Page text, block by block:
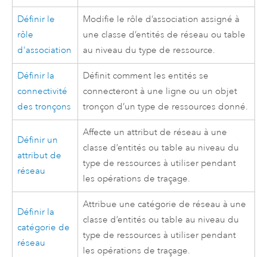
Définir le
rôle
d'association
Modifie le rôle d’association assigné à
une classe d’entités de réseau ou table
au niveau du type de ressource.
Définir la
connectivité
des tronçons
Définit comment les entités se
connecteront à une ligne ou un objet
tronçon d’un type de ressources donné.
Définir un
attribut de
réseau
Affecte un attribut de réseau à une
classe d’entités ou table au niveau du
type de ressources à utiliser pendant
les opérations de traçage.
Définir la
catégorie de
réseau
Attribue une catégorie de réseau à une
classe d’entités ou table au niveau du
type de ressources à utiliser pendant
les opérations de traçage.